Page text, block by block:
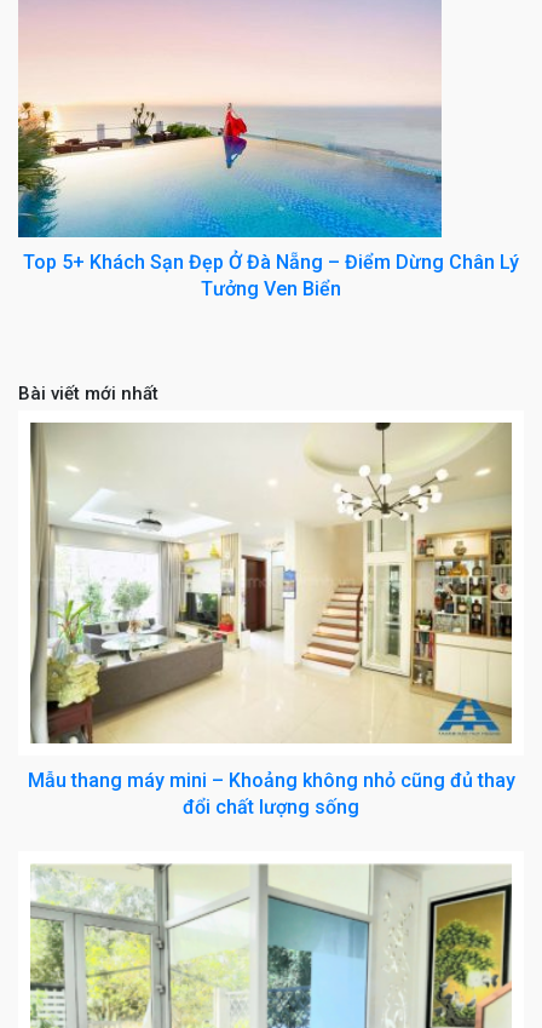
Top 5+ Khách Sạn Đẹp Ở Đà Nẵng – Điểm Dừng Chân Lý
Tưởng Ven Biển
Bài viết mới nhất
Mẫu thang máy mini – Khoảng không nhỏ cũng đủ thay
đổi chất lượng sống